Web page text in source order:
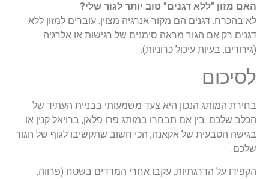
האם מזון "ללא דגנים" טוב יותר לגור שלי?
לא בהכרח. דגנים הם מקור אנרגיה מצוין. עוברים למזון ללא
דגנים רק אם הגור מראה סימנים של רגישות או אלרגיה
(גירודים, בעיות עיכול כרוניות).
לסיכום
בחירת המותג הנכון היא צעד משמעותי בבניית העתיד של
הכלב שלכם. בין אם תבחרו במותג פרו פלאן, ברויאל קנין או
בגישה הטבעית של אקאנה, הכי חשוב שתקשיבו לגוף של הגור
שלכם.
הקפידו על הדרגתיות, עקבו אחרי המדדים בשטח (פרווה,